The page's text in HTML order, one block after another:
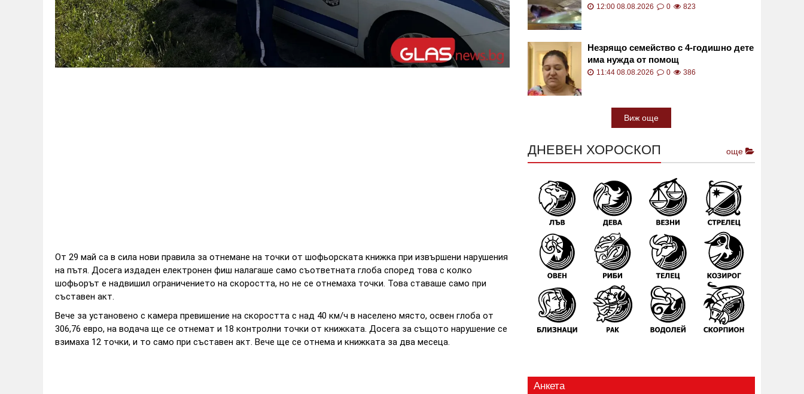
Oт 29 май са в сила нови правила за отнемане на точки от шофьорската книжка при извършени нарушения
на пътя. Досега издаден електронен фиш налагаше само съответната глоба според това с колко
шофьорът е надвишил ограничението на скоростта, но не се отнемаха точки. Това ставаше само при
съставен акт.
Вече за установено с камера превишение на скоростта с над 40 км/ч в населено място, освен глоба от
306,76 евро, на водача ще се отнемат и 18 контролни точки от книжката. Досега за същото нарушение се
взимаха 12 точки, и то само при съставен акт. Вече ще се отнема и книжката за два месеца.
ВИДЕО
12:00 08.08.2026 0 823
Незрящо семейство с 4-годишно дете
има нужда от помощ
11:44 08.08.2026 0 386
Виж още
ДНЕВЕН ХОРОСКОП още
Анкета